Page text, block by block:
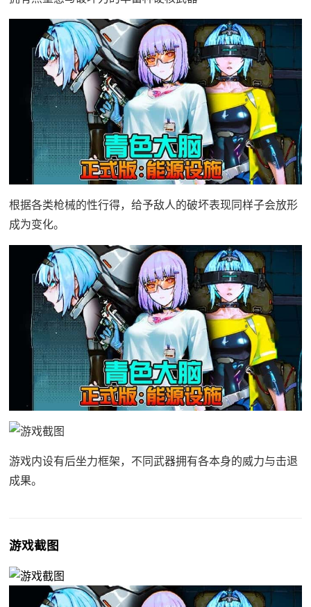
根据各类枪械的性行得，给予敌人的破坏表现同样子会放形
成为变化。
游戏内设有后坐力框架，不同武器拥有各本身的威力与击退
成果。
游戏截图